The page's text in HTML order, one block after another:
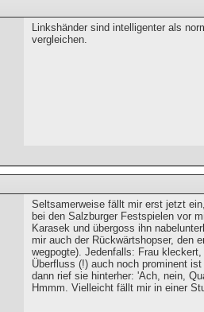
Linkshänder sind intelligenter als
vergleichen.
Seltsamerweise fällt mir erst jetzt
bei den Salzburger Festspielen vor
Karasek und übergoss ihn
mir auch der Rückwärtshopser, den
wegpogte). Jedenfalls: Frau
Überfluss (!) auch noch prominent
dann rief sie hinterher: 'Ach, nein,
Hmmm. Vielleicht fällt mir in einer